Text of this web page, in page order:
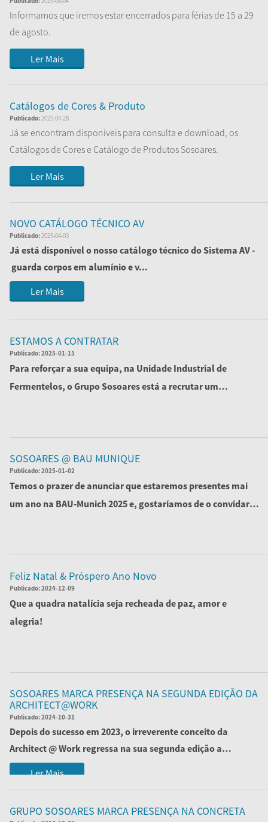
Informamos que iremos estar encerrados para férias de 15 a 29
de agosto.
Regressamos dia 1 de setembro com todos os serviç...
Ler Mais
Catálogos de Cores & Produto
Publicado:2025-04-28
Já se encontram disponíveis para consulta e download, os
Catálogos de Cores e Catálogo de Produtos Sosoares.
...
Ler Mais
NOVO CATÁLOGO TÉCNICO AV
Publicado:2025-04-03
Já está disponível o nosso catálogo técnico do Sistema AV -
guarda corpos em alumínio e v...
Ler Mais
ESTAMOS A CONTRATAR
Publicado:2025-01-15
Para reforçar a sua equipa, na Unidade Industrial de
Fermentelos, o Grupo Sosoares está a recrutar um
SOSOARES @ BAU MUNIQUE
Publicado:2025-01-02
Temos o prazer de anunciar que estaremos presentes mai
um ano na BAU-Munich 2025 e, gostaríamos de o convidar a
Feliz Natal & Próspero Ano Novo
Publicado:2024-12-09
Que a quadra natalícia seja recheada de paz, amor e
alegria!
SOSOARES MARCA PRESENÇA NA SEGUNDA EDIÇÃO DA
ARCHITECT@WORK
Publicado:2024-10-31
Depois do sucesso em 2023, o irreverente conceito da
Architect @ Work regressa na sua segunda edição a
Portugal, nos dias 4 e 5 de ...
Ler Mais
GRUPO SOSOARES MARCA PRESENÇA NA CONCRETA